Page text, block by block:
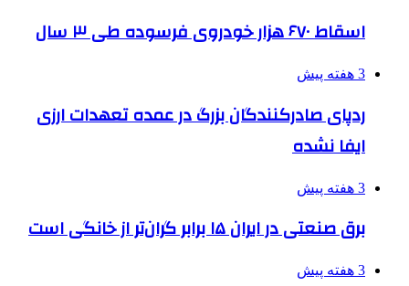
اسقاط ۶۷۰ هزار خودروی فرسوده طی ۳ سال
3 هفته پیش
ردپای صادرکنندگان بزرگ در عمده تعهدات ارزی
ایفا نشده
3 هفته پیش
برق صنعتی در ایران ۱۵ برابر گران‌تر از خانگی است
3 هفته پیش